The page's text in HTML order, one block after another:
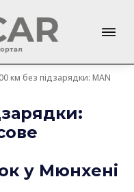
км без підзарядки: MAN
у Мюнхені